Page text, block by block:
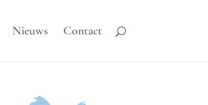
Nieuws Contact